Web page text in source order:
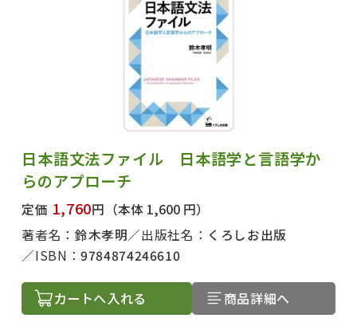
著者名で絞り込む
絞り込む
日本語文法ファイル 日本語学と言語学か
らのアプローチ
定価 1,760円 （本体 1,600 円）
著者名： 鈴木孝明 出版社名： くろしお出版
ISBN：9784874246610
カートへ入れる 商品詳細へ